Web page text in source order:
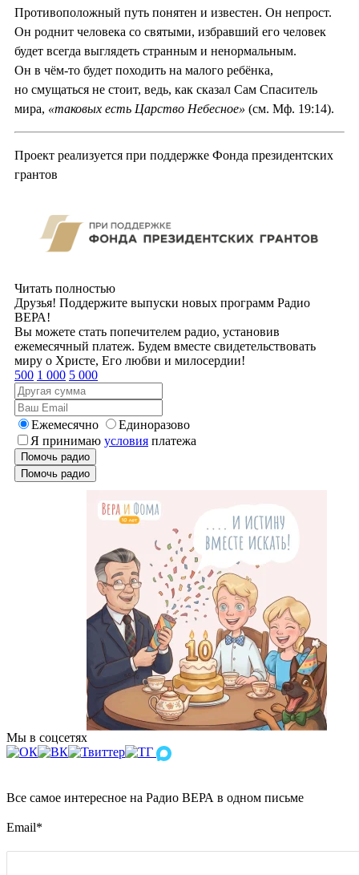
Противоположный путь понятен и известен. Он непрост.
Он роднит человека со святыми, избравший его человек
будет всегда выглядеть странным и ненормальным.
Он в чём-то будет походить на малого ребёнка,
но смущаться не стоит, ведь, как сказал Сам Спаситель
мира, «таковых есть Царство Небесное» (см. Мф. 19:14).
Проект реализуется при поддержке Фонда президентских
грантов
Читать полностью
Друзья! Поддержите выпуски новых программ Радио
ВЕРА!
Вы можете стать попечителем радио, установив
ежемесячный платеж. Будем вместе свидетельствовать
миру о Христе, Его любви и милосердии!
500 1 000 5 000
Ежемесячно
Единоразово
Я принимаю условия платежа
Помочь радио
Помочь радио
Мы в соцсетях
Все самое интересное на Радио ВЕРА в одном письме
Email*